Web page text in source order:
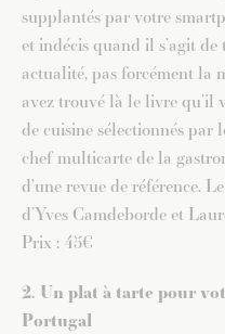
supplantés par votre
et indécis quand il s’agit
actualité, pas forcément la
avez trouvé là le livre qu’il
de cuisine sélectionnés par
chef multicarte de la
d’une revue de référence.
d’Yves Camdeborde et
Prix : 45€
2. Un plat à tarte pour
Portugal